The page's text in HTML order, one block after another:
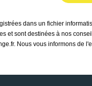
dans un fichier
et sont destinées à nos
Nous vous informons